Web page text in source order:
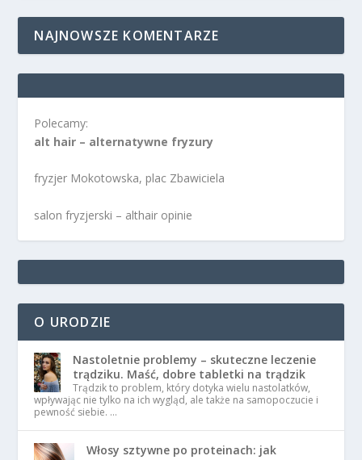
NAJNOWSZE KOMENTARZE
Polecamy:
alt hair – alternatywne fryzury
fryzjer Mokotowska, plac Zbawiciela
salon fryzjerski – althair opinie
O URODZIE
Nastoletnie problemy – skuteczne leczenie
trądziku. Maść, dobre tabletki na trądzik
Trądzik to problem, który dotyka wielu nastolatków,
wpływając nie tylko na ich wygląd, ale także na samopoczucie i
pewność siebie. …
Włosy sztywne po proteinach: jak